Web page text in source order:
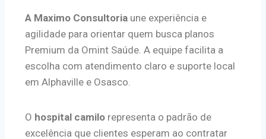
A Maximo Consultoria une experiência e
agilidade para orientar quem busca planos
Premium da Omint Saúde. A equipe facilita a
escolha com atendimento claro e suporte local
em Alphaville e Osasco.
O hospital camilo representa o padrão de
excelência que clientes esperam ao contratar